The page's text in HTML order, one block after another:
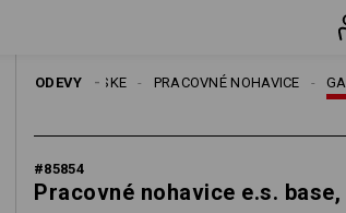
ODEVY PRACOVNÉ NOHAVICE
DÁMSKE
#85854
Pracovné nohavice e.s.